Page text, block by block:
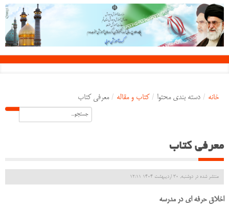
خانه / دسته بندی محتوا / کتاب و مقاله / معرفی کتاب
معرفی کتاب
منتشر شده در دوشنبه, 30 ارديبهشت 1404 12:11
اخلاق حرفه ای در مدرسه